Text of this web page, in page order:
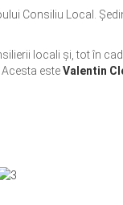
Consiliu Local.
locali și, tot în
. Acesta esteValentin